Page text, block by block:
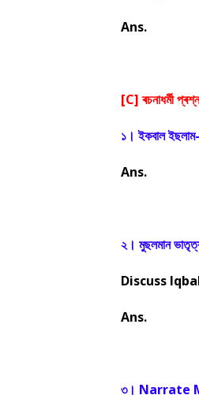
Ans.
[C]
১। ইকবাল
Ans.
২। মুছলমান
Discuss
Ans.
৩। Narrate